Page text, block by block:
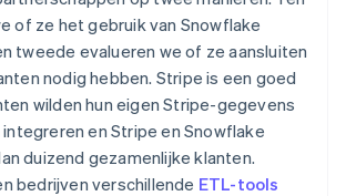
of ze het gebruik van Snowflake
tweede evalueren we of ze aansluiten
nodig hebben. Stripe is een goed
wilden hun eigen Stripe-gegevens
en Stripe en Snowflake
duizend gezamenlijke klanten.
bedrijven verschillende ETL-tools